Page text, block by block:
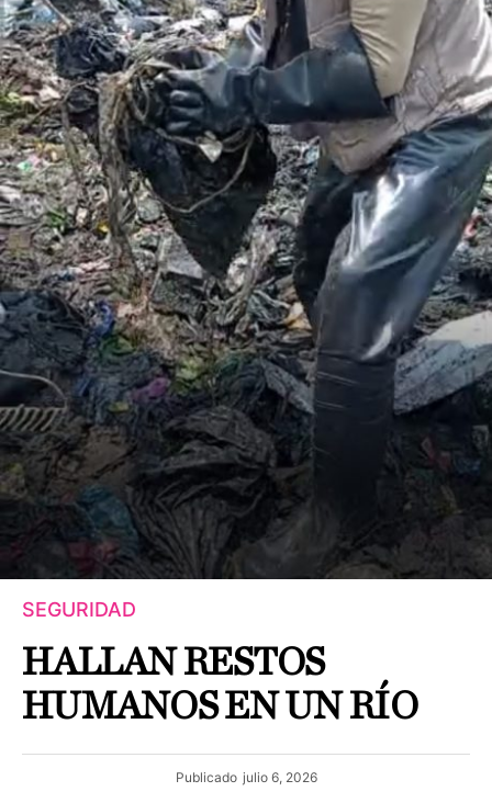
SEGURIDAD
HALLAN RESTOS
HUMANOS EN UN RÍO
Publicado julio 6, 2026